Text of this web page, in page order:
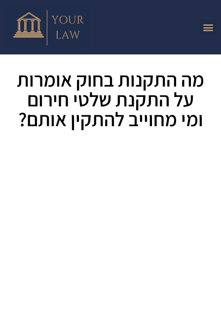
מה התקנות בחוק אומרות
על התקנת שלטי חירום
ומי מחוייב להתקין אותם?